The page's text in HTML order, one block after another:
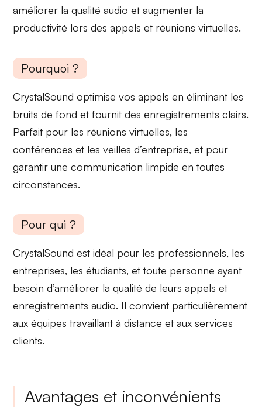
améliorer laqualité audio et augmenter la
productivité lors des appels et réunions virtuelles.
Pourquoi ?
CrystalSound optimise vos appels en éliminant les
bruits de fond et fournit desenregistrements clairs.
Parfait pour les réunions virtuelles, les
conférences et lesveilles d’entreprise, et pour
garantir une communication limpide en toutes
circonstances.
Pour qui ?
CrystalSound est idéal pour les professionnels, les
entreprises, lesétudiants, et toute personne ayant
besoin d’améliorer laqualité de leurs appels et
enregistrements audio. Il convient particulièrement
aux équipes travaillant à distance et aux services
clients.
Avantages et inconvénients